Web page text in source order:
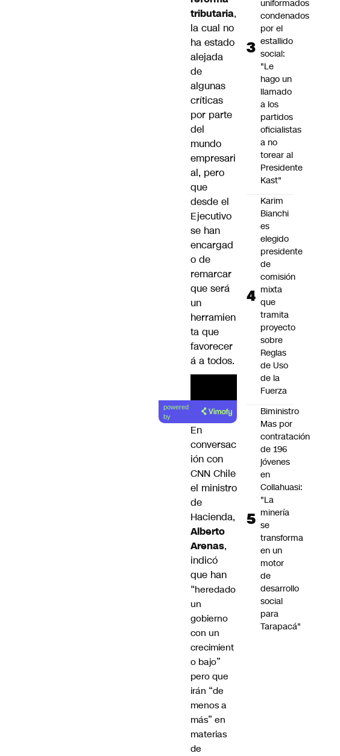
tributaria,
la cual no
ha estado
alejada
de
algunas
críticas
por parte
del
mundo
empresari
al, pero
que
desde el
Ejecutivo
se han
encargad
o de
remarcar
que será
un
herramien
ta que
favorecer
á a todos.
powered
by
En
conversac
ión con
CNN Chile
el ministro
de
Hacienda,
Alberto
Arenas,
indicó
que han
“heredado
un
gobierno
con un
crecimient
o bajo”
pero que
irán “de
menos a
más” en
materias
de
uniformados
condenados
por el
estallido
social:
"Le
hago un
llamado
a los
partidos
oficialistas
a no
torear al
Presidente
Kast"
Karim
Bianchi
es
elegido
presidente
de
comisión
mixta
que
tramita
proyecto
sobre
Reglas
de Uso
de la
Fuerza
Biministro
Mas por
contratación
de 196
jóvenes
en
Collahuasi:
"La
minería
se
transforma
en un
motor
de
desarrollo
social
para
Tarapacá"